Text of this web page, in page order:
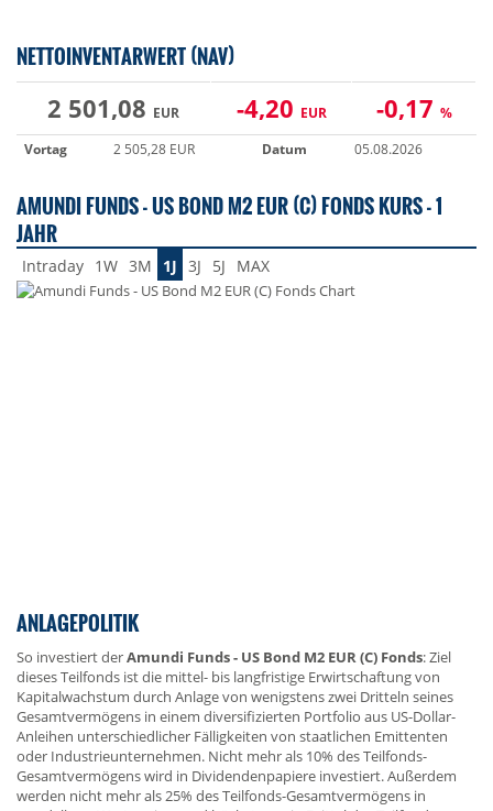
NETTOINVENTARWERT (NAV)
2 501,08 EUR -4,20 EUR -0,17 %
Vortag
2 505,28 EUR Datum 05.08.2026
AMUNDI FUNDS - US BOND M2 EUR (C) FONDS KURS - 1
JAHR
Intraday 1W 3M 1J 3J 5J MAX
ANLAGEPOLITIK
So investiert derAmundi Funds - US Bond M2 EUR (C) Fonds: Ziel
dieses Teilfonds ist die mittel- bis langfristige Erwirtschaftung von
Kapitalwachstum durch Anlage von wenigstens zwei Dritteln seines
Gesamtvermögens in einem diversifizierten Portfolio aus US-Dollar-
Anleihen unterschiedlicher Fälligkeiten von staatlichen Emittenten
oder Industrieunternehmen. Nicht mehr als 10% des Teilfonds-
Gesamtvermögens wird in Dividendenpapiere investiert. Außerdem
werden nicht mehr als 25% des Teilfonds-Gesamtvermögens in